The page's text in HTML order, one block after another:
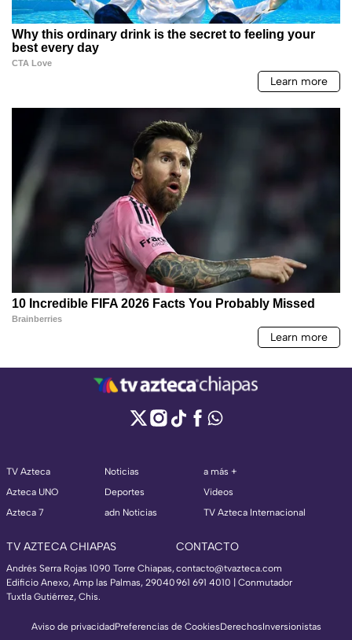
TV Azteca
Azteca UNO
Azteca 7
Noticias
Deportes
adn Noticias
a más +
Videos
TV Azteca Internacional
TV AZTECA CHIAPAS
Andrés Serra Rojas 1090 Torre Chiapas,
Edificio Anexo, Amp las Palmas, 29040
Tuxtla Gutiérrez, Chis.
CONTACTO
contacto@tvazteca.com
961 691 4010 | Conmutador
Aviso de privacidadPreferencias de CookiesDerechosInversionistas